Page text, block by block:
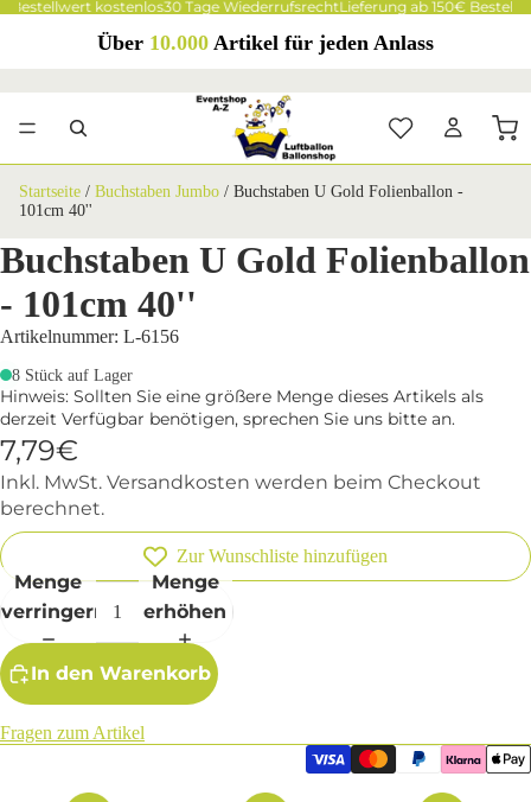
Bestellwert kostenlos30 Tage WiederrufsrechtLieferung ab 150€
Über 10.000 Artikel für jeden Anlass
Startseite / Buchstaben Jumbo / Buchstaben U Gold Folienballon -
101cm 40''
Buchstaben U Gold Folienballon
- 101cm 40''
Artikelnummer: L-6156
8 Stück auf Lager
Hinweis: Sollten Sie eine größere Menge dieses Artikels als
derzeit Verfügbar benötigen, sprechen Sie uns bitte an.
7,79€
Inkl. MwSt. Versandkosten werden beim Checkout
berechnet.
Zur Wunschliste hinzufügen
Menge
verringern
Menge
erhöhen
In den Warenkorb
Fragen zum Artikel